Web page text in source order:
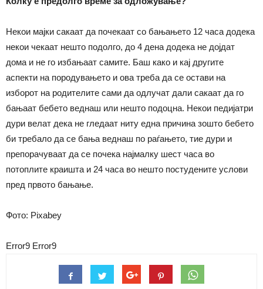
Некои мајки сакаат да почекаат со бањањето 12 часа додека
некои чекаат нешто подолго, до 4 дена додека не дојдат
дома и не го избањаат самите. Баш како и кај другите
аспекти на породувањето и ова треба да се остави на
изборот на родителите сами да одлучат дали сакаат да го
бањаат бебето веднаш или нешто подоцна. Некои педијатри
дури велат дека не гледаат ниту една причина зошто бебето
би требало да се бања веднаш по раѓањето, тие дури и
препорачуваат да се почека најмалку шест часа во
потоплите краишта и 24 часа во нешто постудените услови
пред првото бањање.
Фото: Pixabey
Error9 Error9